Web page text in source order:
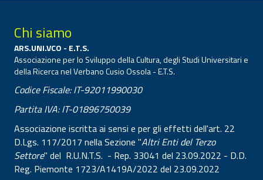
Chi siamo
ARS.UNI.VCO - E.T.S.
Associazione per lo Sviluppo della Cultura, degli Studi Universitari e
della Ricerca nel Verbano Cusio Ossola - E.T.S.
Codice Fiscale: IT-92011990030
Partita IVA: IT-01896750039
Associazione iscritta ai sensi e per gli effetti dell'art. 22
D.Lgs. 117/2017 nella Sezione "Altri Enti del Terzo
Settore" del R.U.N.T.S. - Rep. 33041 del 23.09.2022 - D.D.
Reg. Piemonte 1723/A1419A/2022 del 23.09.2022